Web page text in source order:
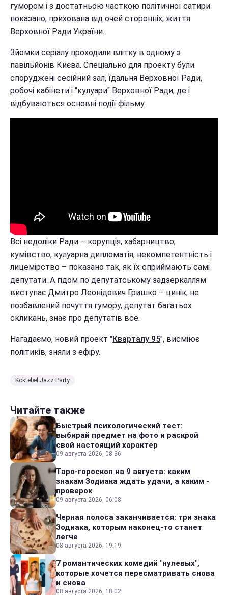
гумором і з достатньою часткою політичної сатири
показано, прихована від очей сторонніх, життя
Верховної Ради України.
Зйомки серіалу проходили влітку в одному з
павільйонів Києва. Спеціально для проекту були
споруджені сесійний зал, їдальня Верховної Ради,
робочі кабінети і "кулуари" Верховної Ради, де і
відбуваються основні події фільму.
Всі недоліки Ради – корупція, хабарництво,
кумівство, кулуарна дипломатія, некомпетентність і
лицемірство – показано так, як їх сприймають самі
депутати. А гідом по депутатському задзеркаллям
виступає Дмитро Леонідович Гришко – цинік, не
позбавлений почуття гумору, депутат багатьох
скликань, знає про депутатів все.
Нагадаємо, новий проект "Кварталу 95", висміює
політиків, зняли з ефіру.
Koktebel Jazz Party
Читайте также
Быстрый психологический тест:
выбирай предмет на фото и раскрой
свой настоящий характер
09 августа 2026, 08:36
Таро-гороскоп на 9 августа: каким
знакам Зодиака ждать удачи, а каким -
проверок
09 августа 2026, 06:08
Черная полоса заканчивается: три знака
Зодиака, которым наконец-то станет
легче
08 августа 2026, 19:19
7 романтических комедий "нулевых",
которые хочется пересматривать снова
и снова
08 августа 2026, 18:02